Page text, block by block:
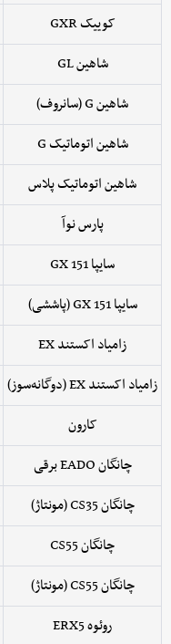
کوییک GXR
شاهین GL
شاهین G (سانروف)
شاهین اتوماتیک G
شاهین اتوماتیک پلاس
پارس نوآ
سایپا 151 GX
سایپا 151 GX (پاششی)
زامیاد اکستند EX
زامیاد اکستند EX (دوگانه‌سوز)
کارون
چانگان EADO برقی
چانگان CS35 (مونتاژ)
چانگان CS55
چانگان CS55 (مونتاژ)
روئوه ERX5